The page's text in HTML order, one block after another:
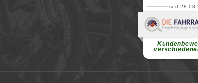
seit
Superschnelle und
weiterlesen